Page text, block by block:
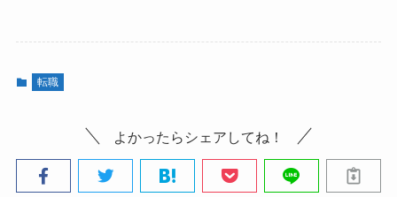
転職
よかったらシェアしてね！